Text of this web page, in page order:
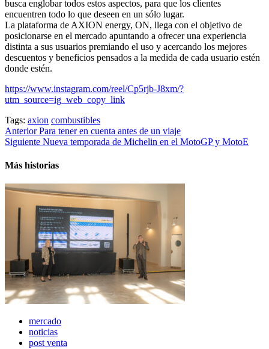
busca englobar todos estos aspectos, para que los clientes
encuentren todo lo que deseen en un sólo lugar.
La plataforma de AXION energy, ON, llega con el objetivo de
posicionarse en el mercado apuntando a ofrecer una experiencia
distinta a sus usuarios premiando el uso y acercando los mejores
descuentos y beneficios pensados a la medida de cada usuario estén
donde estén.
https://www.instagram.com/reel/Cp5rjb-J8xm/?
utm_source=ig_web_copy_link
Tags: axion combustibles
Post
navigation
AnteriorPara tener en cuenta antes de un viaje
Siguiente Nueva temporada de Michelin en el MotoGP y MotoE
Más historias
mercado
noticias
post venta